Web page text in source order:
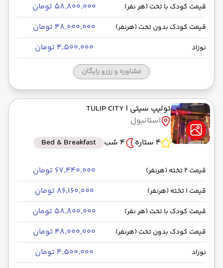
قیمت کودک با تخت (هر نفر) ۵۸٬۸۰۰٬۰۰۰ تومان
قیمت کودک بدون تخت (هرنفر) ۴۸٬۰۰۰٬۰۰۰ تومان
نوزاد ۴٬۵۰۰٬۰۰۰ تومان
مشاوره و رزرو رایگان
تولیپ سیتی | TULIP CITY
استانبول
4 ستاره
4 شب Bed & Breakfast
قیمت 2 تخته (هرنفر) ۶۷٬۴۴۰٬۰۰۰ تومان
قیمت 1 تخته (هرنفر) ۸۶٬۱۶۰٬۰۰۰ تومان
قیمت کودک با تخت (هر نفر) ۵۸٬۸۰۰٬۰۰۰ تومان
قیمت کودک بدون تخت (هرنفر) ۴۸٬۰۰۰٬۰۰۰ تومان
نوزاد ۴٬۵۰۰٬۰۰۰ تومان